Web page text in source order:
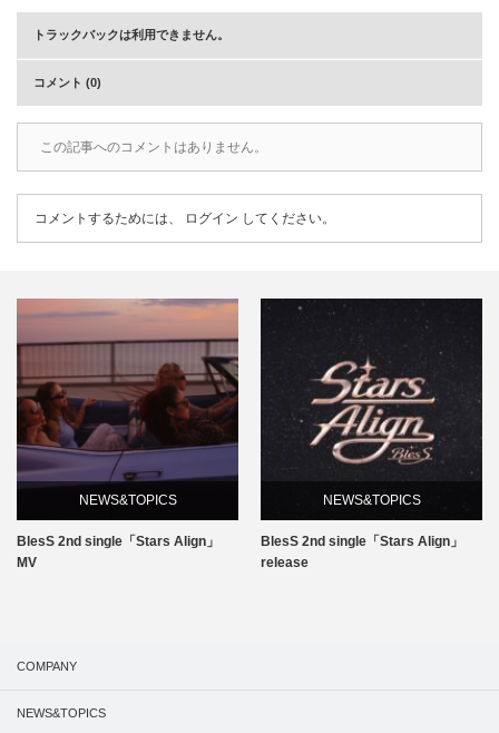
トラックバックは利用できません。
コメント (0)
この記事へのコメントはありません。
コメントするためには、 ログイン してください。
NEWS&TOPICS
BlesS 2nd single「Stars Align」
MV
NEWS&TOPICS
BlesS 2nd single「Stars Align」
release
COMPANY
NEWS&TOPICS